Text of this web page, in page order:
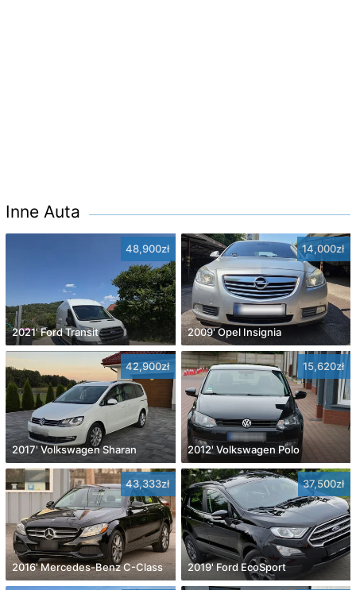
Inne Auta
48,900zł
2021' Ford Transit
14,000zł
2009' Opel Insignia
42,900zł
2017' Volkswagen Sharan
15,620zł
2012' Volkswagen Polo
43,333zł
2016' Mercedes-Benz C-Class
37,500zł
2019' Ford EcoSport